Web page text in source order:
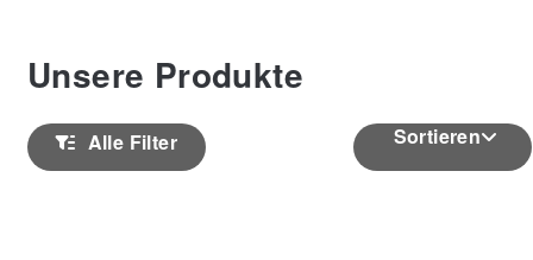
Unsere Produkte
Alle Filter Sortieren